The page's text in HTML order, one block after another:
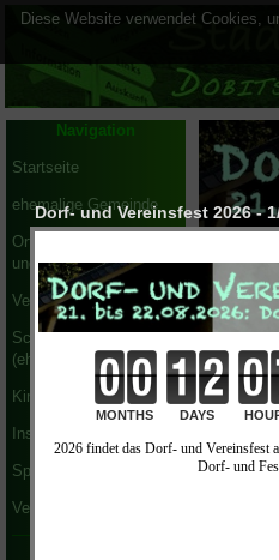
Navigation
Startseite
ehemalige Gemeinde
Ortsteilbürgermeister
und Ortsteilrat
Verwaltung
Schmöllner Blick
(ehem. Amtsblatt)
Kinder und Bildung
Institutionen
Sport und Freizeit
Vereine
Startseite|
Diese Website verwendet Cookies,
Dorf- und Vereinsfest 2026 -